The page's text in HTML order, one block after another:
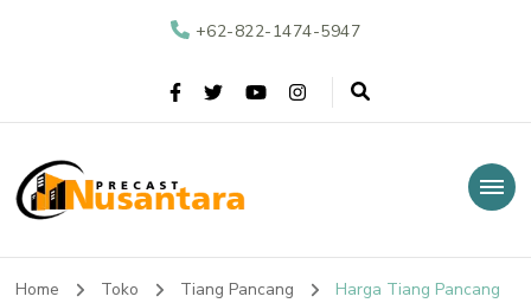
+62-822-1474-5947
Nusantara Precast
Home Toko Tiang Pancang
Harga Tiang Pancang